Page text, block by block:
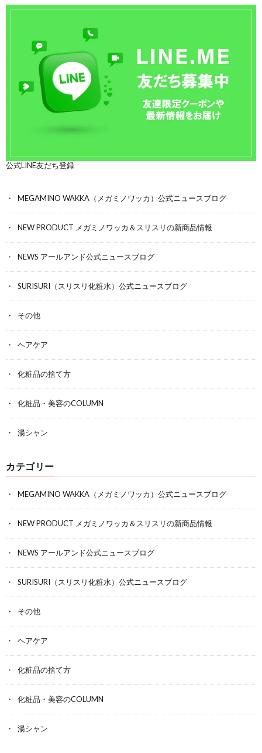
公式LINE友だち登録
MEGAMINO WAKKA（メガミノワッカ）公式ニュースブログ
NEW PRODUCT メガミノワッカ＆スリスリの新商品情報
NEWS アールアンド公式ニュースブログ
SURISURI（スリスリ化粧水）公式ニュースブログ
その他
ヘアケア
化粧品の捨て方
化粧品・美容のCOLUMN
湯シャン
カテゴリー
MEGAMINO WAKKA（メガミノワッカ）公式ニュースブログ
NEW PRODUCT メガミノワッカ＆スリスリの新商品情報
NEWS アールアンド公式ニュースブログ
SURISURI（スリスリ化粧水）公式ニュースブログ
その他
ヘアケア
化粧品の捨て方
化粧品・美容のCOLUMN
湯シャン